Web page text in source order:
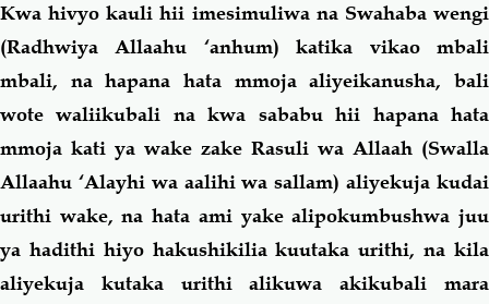
Kwa hivyo kauli hii imesimuliwa na Swahaba wengi
(Radhwiya Allaahu ‘anhum) katika vikao mbali
mbali, na hapana hata mmoja aliyeikanusha, bali
wote waliikubali na kwa sababu hii hapana hata
mmoja kati ya wake zake Rasuli wa Allaah (Swalla
Allaahu ‘Alayhi wa aalihi wa sallam) aliyekuja kudai
urithi wake, na hata ami yake alipokumbushwa juu
ya hadithi hiyo hakushikilia kuutaka urithi, na kila
aliyekuja kutaka urithi alikuwa akikubali mara